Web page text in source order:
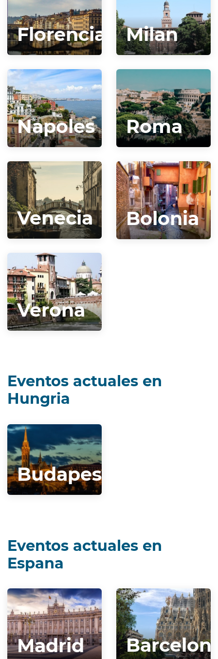
Florencia Milan
Napoles Roma
Venecia Bolonia
Verona
Eventos actuales en
Hungria
Budapest
Eventos actuales en
Espana
Madrid